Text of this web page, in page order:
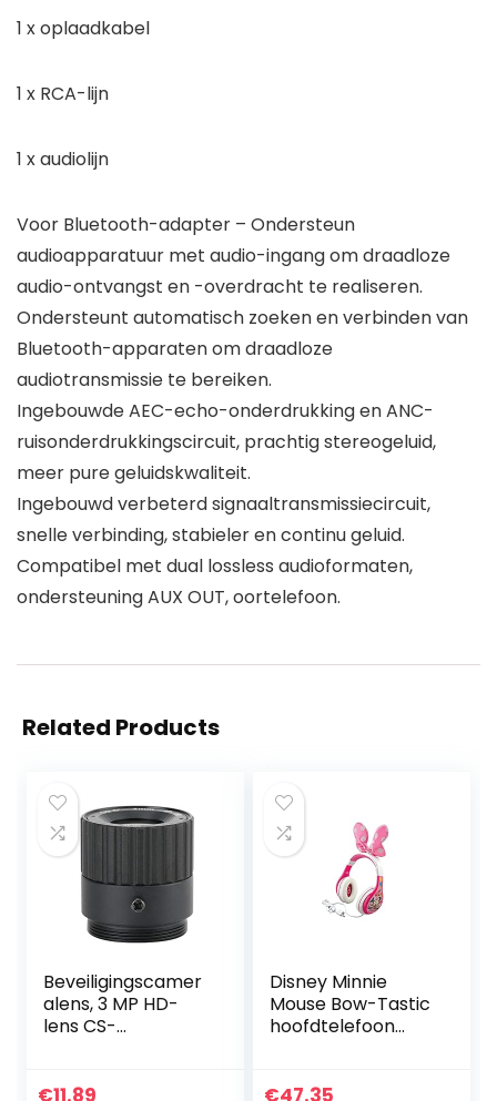
1 x oplaadkabel
1 x RCA-lijn
1 x audiolijn
Voor Bluetooth-adapter – Ondersteun
audioapparatuur met audio-ingang om draadloze
audio-ontvangst en -overdracht te realiseren.
Ondersteunt automatisch zoeken en verbinden van
Bluetooth-apparaten om draadloze
audiotransmissie te bereiken.
Ingebouwde AEC-echo-onderdrukking en ANC-
ruisonderdrukkingscircuit, prachtig stereogeluid,
meer pure geluidskwaliteit.
Ingebouwd verbeterd signaaltransmissiecircuit,
snelle verbinding, stabieler en continu geluid.
Compatibel met dual lossless audioformaten,
ondersteuning AUX OUT, oortelefoon.
Related Products
Beveiligingscamer
alens, 3 MP HD-
lens CS-
vaste
€11.89
Disney Minnie
Mouse Bow-Tastic
hoofdtelefoon
eenheidsmaat
€47.35